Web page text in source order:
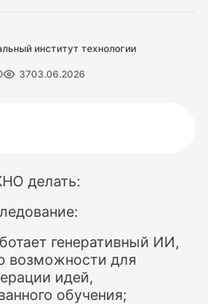
институт технологии
3703.06.2026
делать:
генеративный ИИ,
возможности для
идей,
обучения;